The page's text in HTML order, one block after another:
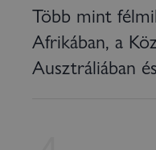
Több mint
Afrikában, a
Ausztráliában